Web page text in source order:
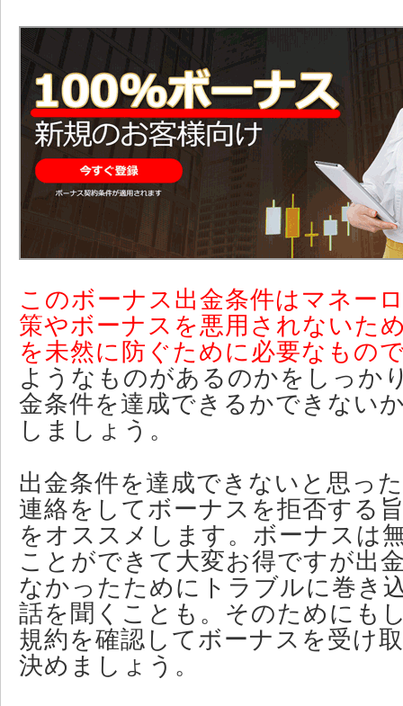
このボーナス出金条件はマネー
策やボーナスを悪用されないた
を未然に防ぐために必要なもの
ようなものがあるのかをしっか
金条件を達成できるかできない
しましょう。
出金条件を達成できないと思っ
連絡をしてボーナスを拒否する
をオススメします。ボーナスは
ことができて大変お得ですが出
なかったためにトラブルに巻き
話を聞くことも。そのためにも
規約を確認してボーナスを受け
決めましょう。